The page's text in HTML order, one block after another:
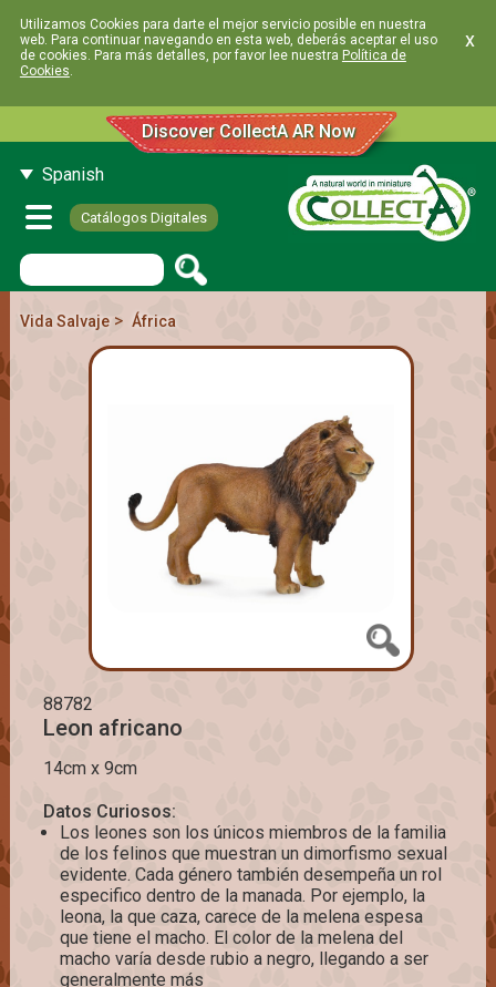
Utilizamos Cookies para darte el mejor servicio posible en nuestra
web. Para continuar navegando en esta web, deberás aceptar el uso
de cookies. Para más detalles, por favor lee nuestra Política de
Cookies.
x
Discover CollectA AR Now
Spanish
Catálogos Digitales
Vida Salvaje> África
88782
Leon africano
14cm x 9cm
Datos Curiosos:
Los leones son los únicos miembros de la familia
de los felinos que muestran un dimorfismo sexual
evidente. Cada género también desempeña un rol
especifico dentro de la manada. Por ejemplo, la
leona, la que caza, carece de la melena espesa
que tiene el macho. El color de la melena del
macho varía desde rubio a negro, llegando a ser
generalmente más